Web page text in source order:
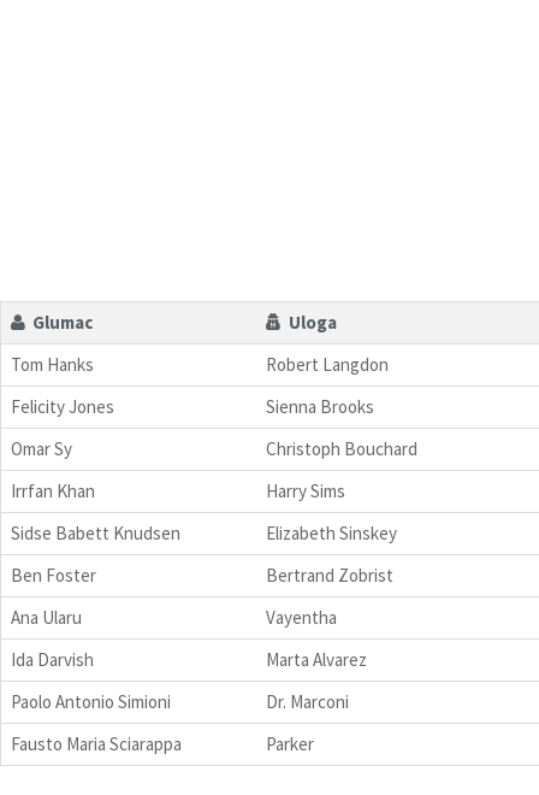
Glumac
Uloga
Tom Hanks
Robert Langdon
Felicity Jones
Sienna Brooks
Omar Sy
Christoph Bouchard
Irrfan Khan
Harry Sims
Sidse Babett Knudsen
Elizabeth Sinskey
Ben Foster
Bertrand Zobrist
Ana Ularu
Vayentha
Ida Darvish
Marta Alvarez
Paolo Antonio Simioni
Dr. Marconi
Fausto Maria Sciarappa
Parker